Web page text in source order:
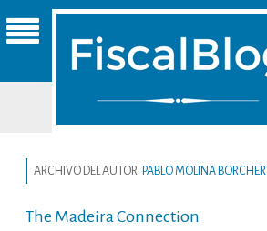
ARCHIVO DEL AUTOR: PABLO MOLINA BORCHERT
The Madeira Connection